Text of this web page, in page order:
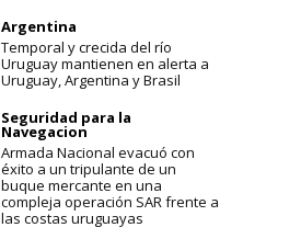
Argentina
Temporal y crecida del río
Uruguay mantienen en alerta a
Uruguay, Argentina y Brasil
Seguridad para la
Navegacion
Armada Nacional evacuó con
éxito a un tripulante de un
buque mercante en una
compleja operación SAR frente a
las costas uruguayas